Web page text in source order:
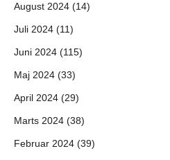
August 2024 (14)
Juli 2024 (11)
Juni 2024 (115)
Maj 2024 (33)
April 2024 (29)
Marts 2024 (38)
Februar 2024 (39)